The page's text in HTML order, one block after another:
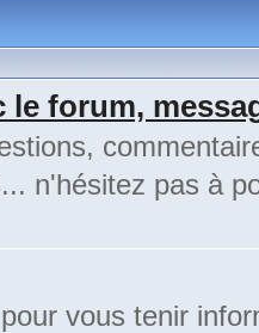
le forum,
n'hésitez pas à
vous tenir